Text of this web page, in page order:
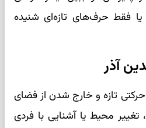
یا فقط حرف‌های تازه‌ای شنیده
آذر
تازه و خارج شدن از فضای
محیط یا آشنایی با فردی